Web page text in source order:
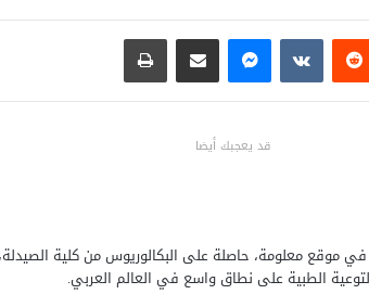
ماسنجر مشاركة عبر البريد طباعة
قد يعجبك أيضا
موقع معلومة، حاصلة على البكالوريوس من كلية الصيدلة،
الطبية على نطاق واسع في العالم العربي.